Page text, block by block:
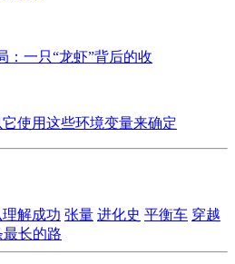
：一只“龙虾”背后的收
使用这些环境变量来确定
解成功 张量 进化史 平衡车 穿越
最长的路